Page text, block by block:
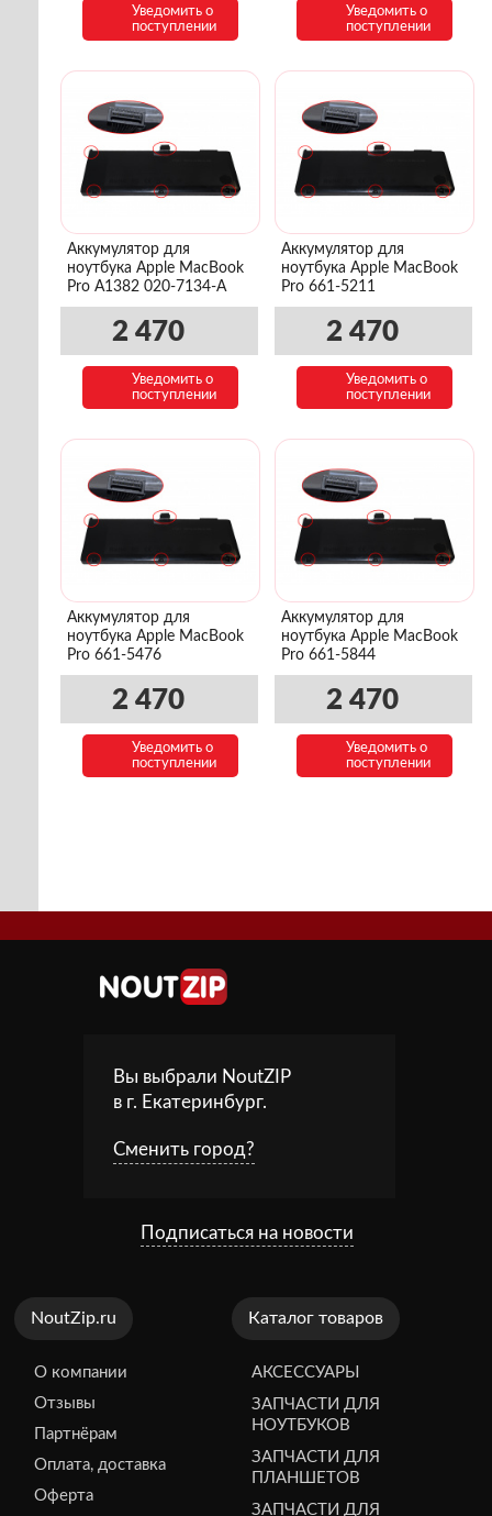
Уведомить о
поступлении
Уведомить о
поступлении
Аккумулятор для
ноутбука Apple MacBook
Pro A1382 020-7134-A
2 470
Уведомить о
поступлении
Аккумулятор для
ноутбука Apple MacBook
Pro 661-5211
2 470
Уведомить о
поступлении
Аккумулятор для
ноутбука Apple MacBook
Pro 661-5476
2 470
Уведомить о
поступлении
Аккумулятор для
ноутбука Apple MacBook
Pro 661-5844
2 470
Уведомить о
поступлении
Вы выбрали NoutZIP
в г. Екатеринбург.
Сменить город?
Подписаться на новости
NoutZip.ru
О компании
Отзывы
Партнёрам
Оплата, доставка
Оферта
Каталог товаров
АКСЕССУАРЫ
ЗАПЧАСТИ ДЛЯ
НОУТБУКОВ
ЗАПЧАСТИ ДЛЯ
ПЛАНШЕТОВ
ЗАПЧАСТИ ДЛЯ